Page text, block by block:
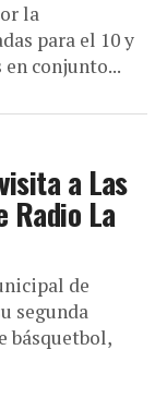
la
para el 10 y
en conjunto...
a Las
Radio La
de
segunda
básquetbol,